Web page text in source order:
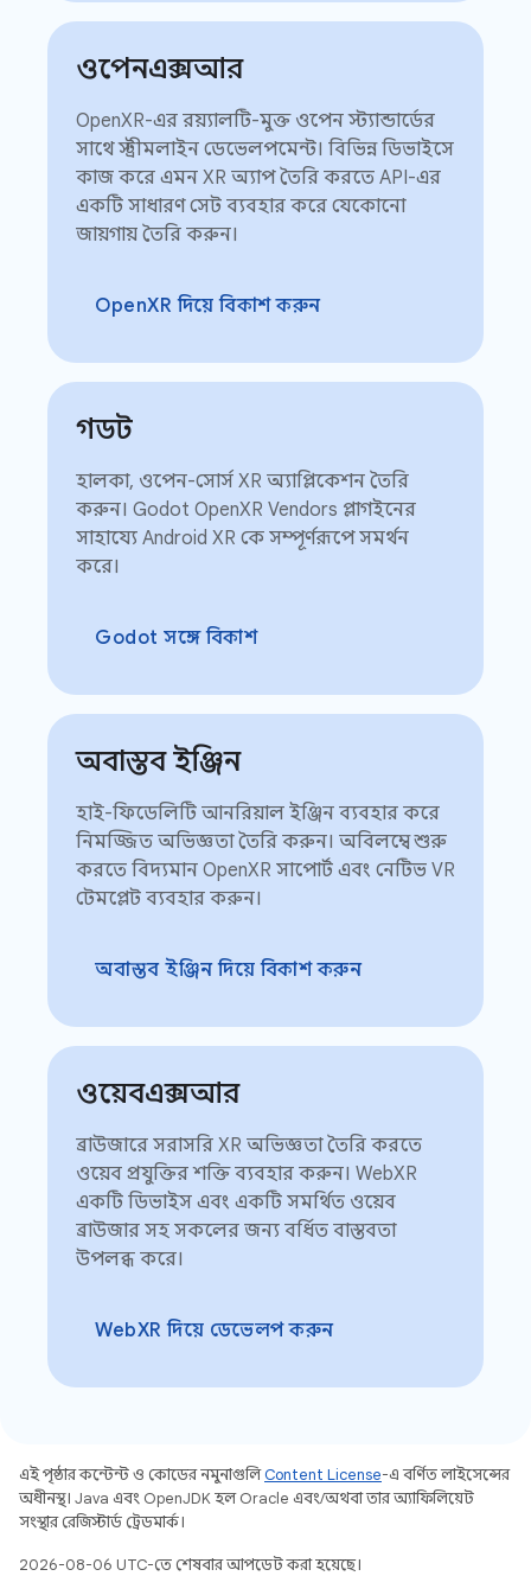
ওপেনএক্সআর
OpenXR-এর রয়্যালটি-মুক্ত ওপেন স্ট্যান্ডার্ডের
সাথে স্ট্রীমলাইন ডেভেলপমেন্ট। বিভিন্ন ডিভাইসে
কাজ করে এমন XR অ্যাপ তৈরি করতে API-এর
একটি সাধারণ সেট ব্যবহার করে যেকোনো
জায়গায় তৈরি করুন।
OpenXR দিয়ে বিকাশ করুন
গডট
হালকা, ওপেন-সোর্স XR অ্যাপ্লিকেশন তৈরি
করুন। Godot OpenXR Vendors প্লাগইনের
সাহায্যে Android XR কে সম্পূর্ণরূপে সমর্থন
করে।
Godot সঙ্গে বিকাশ
অবাস্তব ইঞ্জিন
হাই-ফিডেলিটি আনরিয়াল ইঞ্জিন ব্যবহার করে
নিমজ্জিত অভিজ্ঞতা তৈরি করুন। অবিলম্বে শুরু
করতে বিদ্যমান OpenXR সাপোর্ট এবং নেটিভ VR
টেমপ্লেট ব্যবহার করুন।
অবাস্তব ইঞ্জিন দিয়ে বিকাশ করুন
ওয়েবএক্সআর
ব্রাউজারে সরাসরি XR অভিজ্ঞতা তৈরি করতে
ওয়েব প্রযুক্তির শক্তি ব্যবহার করুন। WebXR
একটি ডিভাইস এবং একটি সমর্থিত ওয়েব
ব্রাউজার সহ সকলের জন্য বর্ধিত বাস্তবতা
উপলব্ধ করে।
WebXR দিয়ে ডেভেলপ করুন
এই পৃষ্ঠার কন্টেন্ট ও কোডের নমুনাগুলিContent License-এ বর্ণিত লাইসেন্সের
অধীনস্থ। Java এবং OpenJDK হল Oracle এবং/অথবা তার অ্যাফিলিয়েট
সংস্থার রেজিস্টার্ড ট্রেডমার্ক।
2026-08-06 UTC-তে শেষবার আপডেট করা হয়েছে।